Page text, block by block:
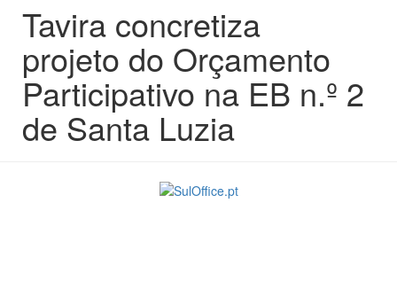
Tavira concretiza
projeto do Orçamento
Participativo na EB n.º 2
de Santa Luzia